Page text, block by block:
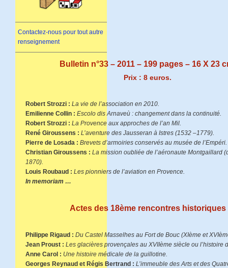
Contactez-nous pour tout autre
renseignement
Bulletin n°33 – 2011 – 199 pages – 16 X 23
Prix : 8 euros.
Robert Strozzi : La vie de l’association en 2010.
Emilienne Collin : Escolo dis Arnaveù : changement dans la continuité.
Robert Strozzi : La Provence aux approches de l’an Mil.
René Giroussens : L’aventure des Jausseran à Istres (1532 –1779).
Pierre de Losada : Brevets d’armoiries conservés au musée de l’Empéri.
Christian Giroussens : La mission oubliée de l’aéronaute Montgaillard
1870).
Louis Roubaud : Les pionniers de l’aviation en Provence.
In memoriam …
Actes des 18ème rencontres historiques
Philippe Rigaud : Du Castel Masselhes au Fort de Bouc (XIème et
Jean Proust : Les glacières provençales au XVIIème siècle ou l’histoire
Anne Carol : Une histoire médicale de la guillotine.
Georges Reynaud et Régis Bertrand : L’immeuble des Arts et des